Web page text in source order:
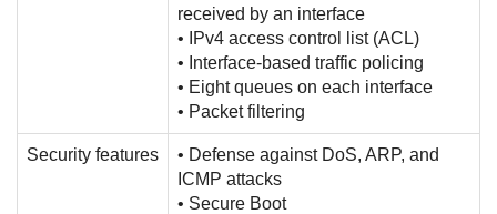
received by an interface
• IPv4 access control list (ACL)
• Interface-based traffic policing
• Eight queues on each interface
• Packet filtering
Security features
• Defense against DoS, ARP, and
ICMP attacks
• Secure Boot